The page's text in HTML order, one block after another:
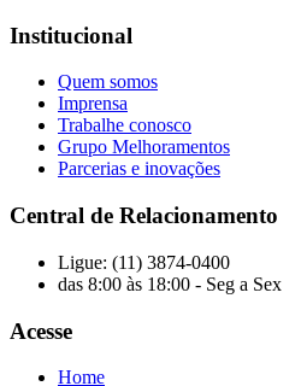
Institucional
Quem somos
Imprensa
Trabalhe conosco
Grupo Melhoramentos
Parcerias e inovações
Central de Relacionamento
Ligue: (11) 3874-0400
das 8:00 às 18:00 - Seg a Sex
Acesse
Home